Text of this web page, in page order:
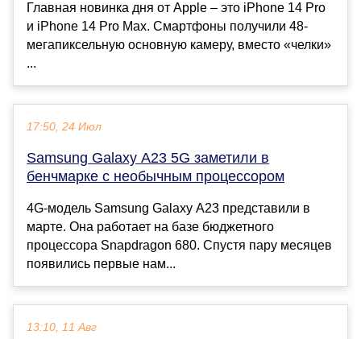
Главная новинка дня от Apple – это iPhone 14 Pro
и iPhone 14 Pro Max. Смартфоны получили 48-
мегапиксельную основную камеру, вместо «челки»
...
17:50, 24 Июл
Samsung Galaxy A23 5G заметили в
бенчмарке с необычным процессором
4G-модель Samsung Galaxy A23 представили в
марте. Она работает на базе бюджетного
процессора Snapdragon 680. Спустя пару месяцев
появились первые нам...
13:10, 11 Авг